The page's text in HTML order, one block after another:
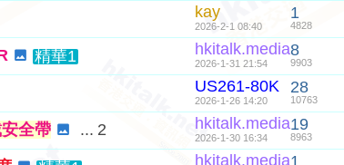
kay
2026-2-1 08:40
1
4828
精華1 hkitalk.media
2026-1-31 21:54
8
9903
US261-80K
2026-1-26 14:20
28
10763
全帶 ... 2 hkitalk.media
2026-1-30 16:34
19
8963
hkitalk.media1